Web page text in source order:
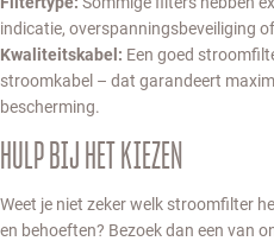
indicatie, overspanningsbeveiliging
Kwaliteitskabel: Een goed
stroomkabel – dat garandeert
bescherming.
HULP BIJ HET KIEZEN
Weet je niet zeker welk stroomfilter
en behoeften? Bezoek dan een van